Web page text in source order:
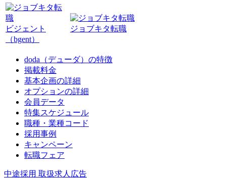
ビジェント
（bgent）
ジョブキタ転職
doda（デューダ）の特徴
掲載料金
基本企画の詳細
オプションの詳細
会員データ
特集スケジュール
職種・業種コード
採用事例
キャンペーン
転職フェア
中途採用 取扱求人広告